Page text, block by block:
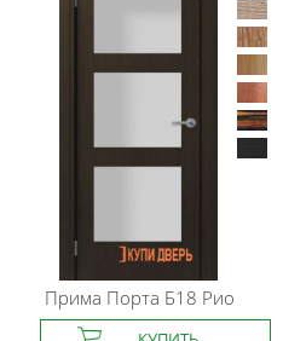
Прима Порта Б18 Рио